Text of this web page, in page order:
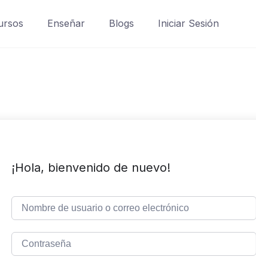
Enseñar Blogs Iniciar Sesión
¡Hola, bienvenido de nuevo!